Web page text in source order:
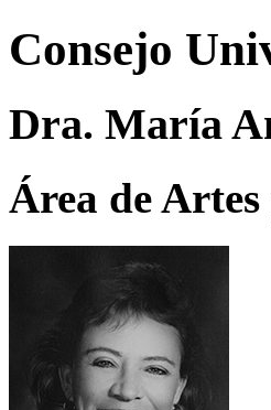
Consejo
Dra. María
Área de